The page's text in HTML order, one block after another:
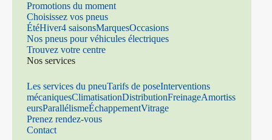
Promotions du moment
Choisissez vos pneus
ÉtéHiver4 saisonsMarquesOccasions
Nos pneus pour véhicules électriques
Trouvez votre centre
Nos services
Les services du pneuTarifs de poseInterventions
mécaniquesClimatisationDistributionFreinageAmortiss
eursParallélismeÉchappementVitrage
Prenez rendez-vous
Contact